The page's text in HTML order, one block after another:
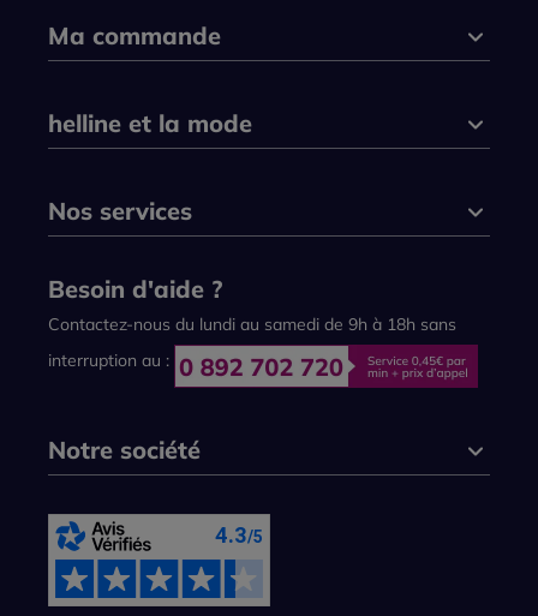
Ma commande
helline et la mode
Nos services
Besoin d'aide ?
Contactez-nous du lundi au samedi de 9h à 18h sans
interruption au :
Notre société